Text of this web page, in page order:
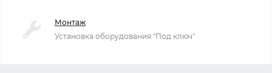
Монтаж
Установка оборудования "Под ключ"